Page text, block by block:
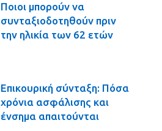
Ποιοι μπορούν να
συνταξιοδοτηθούν πριν
την ηλικία των 62 ετών
Επικουρική σύνταξη: Πόσα
χρόνια ασφάλισης και
ένσημα απαιτούνται